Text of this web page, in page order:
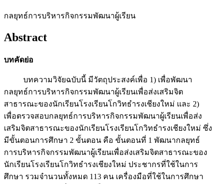
กลยุทธ์การบริหารกิจกรรมพัฒนาผู้เรียน
Abstract
บทคัดย่อ
บทความวิจัยฉบับนี้ มีวัตถุประสงค์เพื่อ 1) เพื่อพัฒนา
กลยุทธ์การบริหารกิจกรรมพัฒนาผู้เรียนเพื่อส่งเสริมจิต
สาธารณะของนักเรียนโรงเรียนโกวิทธำรงเชียงใหม่ และ 2)
เพื่อตรวจสอบกลยุทธ์การบริหารกิจกรรมพัฒนาผู้เรียนเพื่อส่ง
เสริมจิตสาธารณะของนักเรียนโรงเรียนโกวิทธำรงเชียงใหม่ ซึ่ง
มีขั้นตอนการศึกษา 2 ขั้นตอน คือ ขั้นตอนที่ 1 พัฒนากลยุทธ์
การบริหารกิจกรรมพัฒนาผู้เรียนเพื่อส่งเสริมจิตสาธารณะของ
นักเรียนโรงเรียนโกวิทธำรงเชียงใหม่ ประชากรที่ใช้ในการ
ศึกษา รวมจำนวนทั้งหมด 113 คน เครื่องมือที่ใช้ในการศึกษา